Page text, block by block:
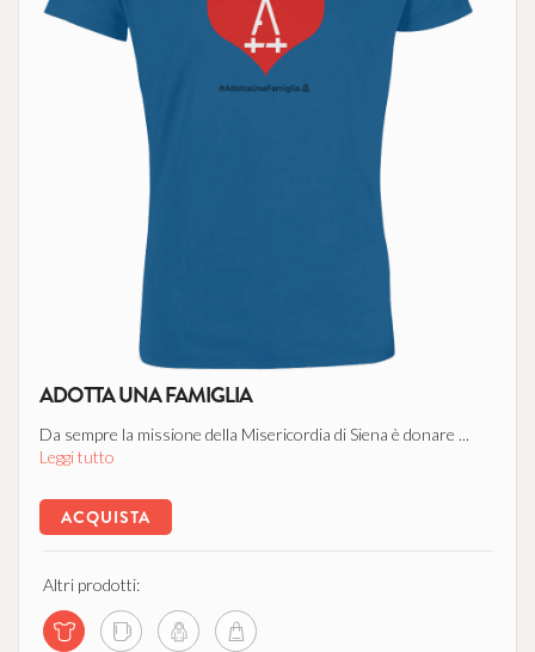
ADOTTA UNA FAMIGLIA
Da sempre la missione della Misericordia di Siena è donare ...
Leggi tutto
ACQUISTA
Altri prodotti: